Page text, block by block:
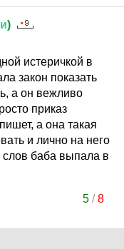
)
истеричкой в
закон показать
а он вежливо
приказ
а она такая
и лично на него
слов баба выпала в
5/8